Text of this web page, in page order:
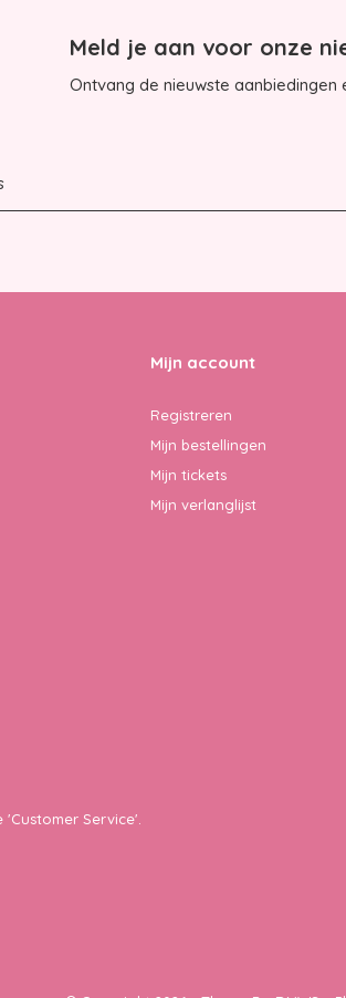
Meld je aan voor onze
Ontvang de nieuwste aanbiedingen
Mijn account
Registreren
Mijn bestellingen
Mijn tickets
Mijn verlanglijst
Service'.